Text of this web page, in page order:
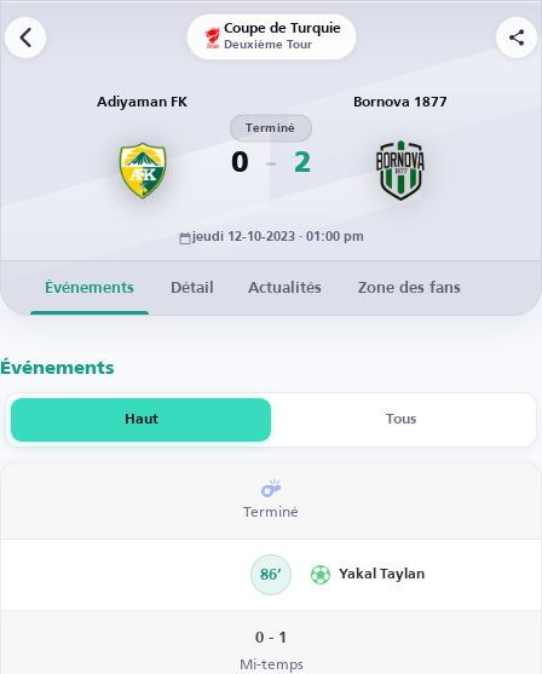
Coupe de Turquie
Deuxième Tour
Adiyaman FK
0
Terminé
2
Bornova 1877
jeudi 12-10-2023 · 01:00 pm
Événements Détail Actualités Zone des fans
Événements
Haut Tous
Terminé
86’ Yakal Taylan
0 - 1
Mi-temps